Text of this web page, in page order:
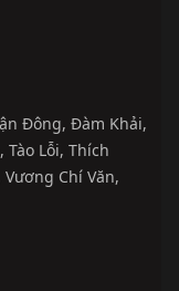
Đông, Đàm Khải,
, Tào Lỗi, Thích
Vương Chí Văn,